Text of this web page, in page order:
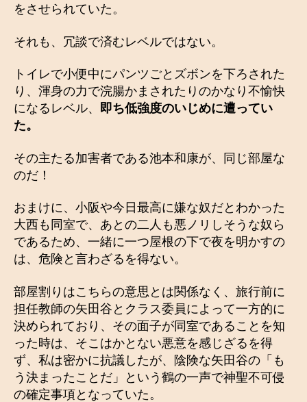
をさせられていた。
それも、冗談で済むレベルではない。
トイレで小便中にパンツごとズボンを下ろされた
り、渾身の力で浣腸かまされたりのかなり不愉快
になるレベル、 即ち低強度のいじめに遭ってい
た。
その主たる加害者である池本和康が、同じ部屋な
のだ！
おまけに、小阪や今日最高に嫌な奴だとわかった
大西も同室で、あとの二人も悪ノリしそうな奴ら
であるため、一緒に一つ屋根の下で夜を明かすの
は、危険と言わざるを得ない。
部屋割りはこちらの意思とは関係なく、旅行前に
担任教師の矢田谷とクラス委員によって一方的に
決められており、その面子が同室であることを知
った時は、そこはかとない悪意を感じざるを得
ず、私は密かに抗議したが、陰険な矢田谷の「も
う決まったことだ」という鶴の一声で神聖不可侵
の確定事項となっていた。